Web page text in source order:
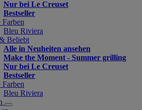
Nur bei Le Creuset
Bestseller
Farben
Bleu Riviera
Beliebt
Alle in Neuheiten ansehen
Make the Moment - Summer grilling
Nur bei Le Creuset
Bestseller
Farben
Bleu Riviera